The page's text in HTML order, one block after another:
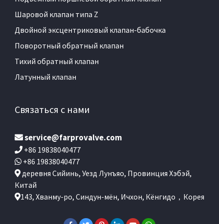
Шаровой клапан типа Z
Двойной эксцентриковый клапан-бабочка
Поворотный обратный клапан
Тихий обратный клапан
Латунный клапан
Связаться с нами
service@farprovalve.com
+86 19838040477
+86 19838040477
деревня Сийинь, Уезд Лунъяо, Провинция Хэбэй,
Китай
143, Хванму-ро, Синдун-мён, Ичхон, Кёнгидо，Корея